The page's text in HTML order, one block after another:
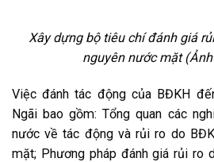
Xây dựng bộ tiêu chí đánh giá
nguyên nước mặt
Việc đánh tác động của BĐKH
Ngãi bao gồm: Tổng quan các
nước về tác động và rủi ro do
mặt; Phương pháp đánh giá rủi ro